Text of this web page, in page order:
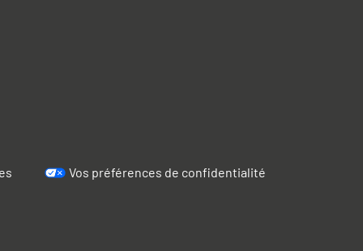
Vos préférences de confidentialité